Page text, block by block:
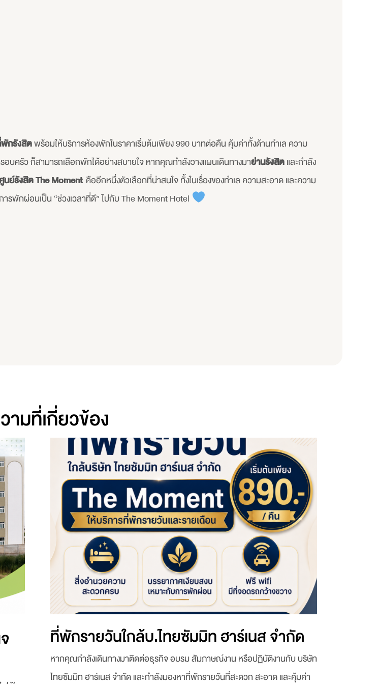
กรังสิตพร้อมให้บริการห้องพักในราคาเริ่มต้นเพียง 990 บาทต่อคืน คุ้มค่าทั้งด้านทำเล ความ
ครัว ก็สามารถเลือกพักได้อย่างสบายใจ หากคุณกำลังวางแผนเดินทางมาย่านรังสิตและกำลัง
ย์รังสิต The Momentคืออีกหนึ่งตัวเลือกที่น่าสนใจ ทั้งในเรื่องของทำเล ความสะอาด และความ
รพักผ่อนเป็น “ช่วงเวลาที่ดี” ไปกับ The Moment Hotel
ามที่เกี่ยวข้อง
ที่พักรายวันใกล้บ.ไทยซัมมิท ฮาร์เนส จำกัด
หากคุณกำลังเดินทางมาติดต่อธุรกิจ อบรม สัมภาษณ์งาน หรือปฏิบัติงานกับ บริษัท
ไทยซัมมิท ฮาร์เนส จำกัด และกำลังมองหาที่พักรายวันที่สะดวก สะอาด และคุ้มค่า